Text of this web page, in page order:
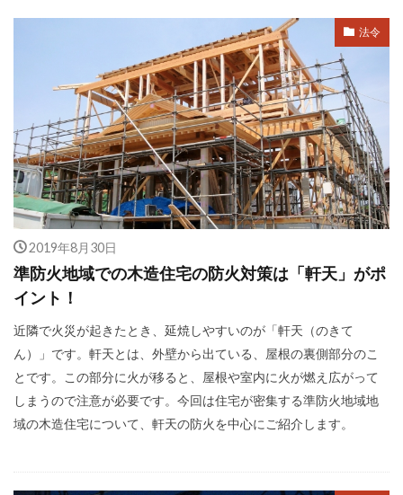
法令
2019年8月30日
準防火地域での木造住宅の防火対策は「軒天」がポ
イント！
近隣で火災が起きたとき、延焼しやすいのが「軒天（のきて
ん）」です。軒天とは、外壁から出ている、屋根の裏側部分のこ
とです。この部分に火が移ると、屋根や室内に火が燃え広がって
しまうので注意が必要です。今回は住宅が密集する準防火地域地
域の木造住宅について、軒天の防火を中心にご紹介します。